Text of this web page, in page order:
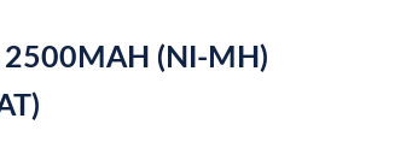
2500MAH (NI-MH)